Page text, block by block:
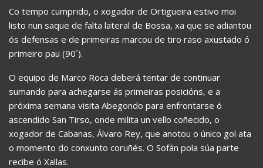
Co tempo cumprido, o xogador de Ortigueira estivo moi
listo nun saque de falta lateral de Bossa, xa que se adiantou
ós defensas e de primeiras marcou de tiro raso axustado ó
primeiro pau (90´).
O equipo de Marco Roca deberá tentar de continuar
sumando para achegarse ás primeiras posicións, e a
próxima semana visita Abegondo para enfrontarse ó
ascendido San Tirso, onde milita un vello coñecido, o
xogador de Cabanas, Álvaro Rey, que anotou o único gol ata
o momento do conxunto coruñés. O Sofán pola súa parte
recibe ó Xallas.